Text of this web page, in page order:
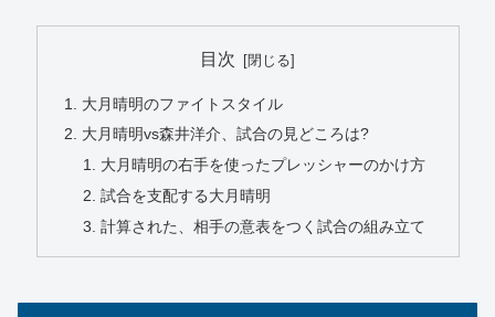
目次
大月晴明のファイトスタイル
大月晴明vs森井洋介、試合の見どころは?
大月晴明の右手を使ったプレッシャーのかけ方
試合を支配する大月晴明
計算された、相手の意表をつく試合の組み立て